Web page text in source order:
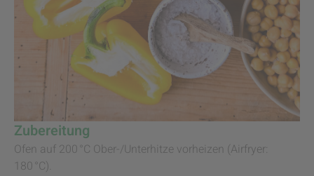
Zubereitung
Ofen auf 200 °C Ober-/Unterhitze vorheizen (Airfryer:
180 °C).